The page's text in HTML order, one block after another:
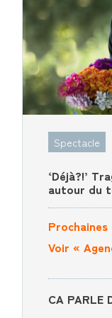
Spectacle
‘Déjà?!’
autour du
Voir «
CA PARLE